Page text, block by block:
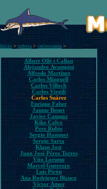
Inicio >galeria>carlossuarez >
Albert Ollé i Callau
Alejandro Avampini
Alfredo Martínez
Carlos Minguell
Carlos Villoch
Carlos Virgili
Carlos Suárez
Enrique Faber
Jaume Bonet
Javier Campos
Kike Calvo
Pere Rubio
Sergio Hanquet
Sergio Sarta
Klaus Jost
Juan José Pérez Torres
Vito Lorusso
Marcel Guerrero
Luis Picón
Ana Rodríguez Blanco
Víctor Amor